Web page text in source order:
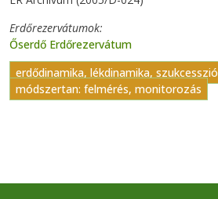
Erdőrezervátumok
Őserdő Erdőrezervátum
erdődinamika, lékdinamika, szukcesszió
módszertan: felmérés, monitorozás